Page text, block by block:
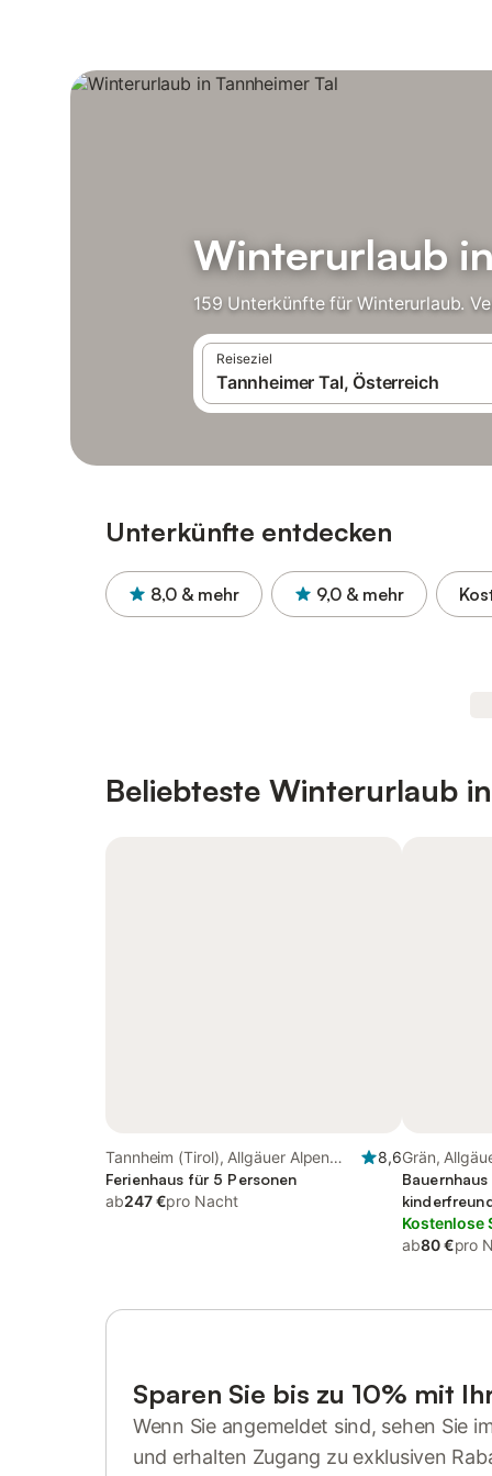
Winterurlaub
159 Unterkünfte für Winterurlaub.
Reiseziel
Unterkünfte entdecken
8,0 & mehr 9,0 & mehr
Beliebteste Winterurlaub
Tannheim (Tirol), Allgäuer Alpen
(Österreich)
8,6
Ferienhaus für 5 Personen
ab247 €pro Nacht
Grän,
Kostenlose
ab80 €pro
Sparen Sie bis zu 10% mit
Wenn Sie angemeldet sind, sehen Sie
und erhalten Zugang zu exklusiven